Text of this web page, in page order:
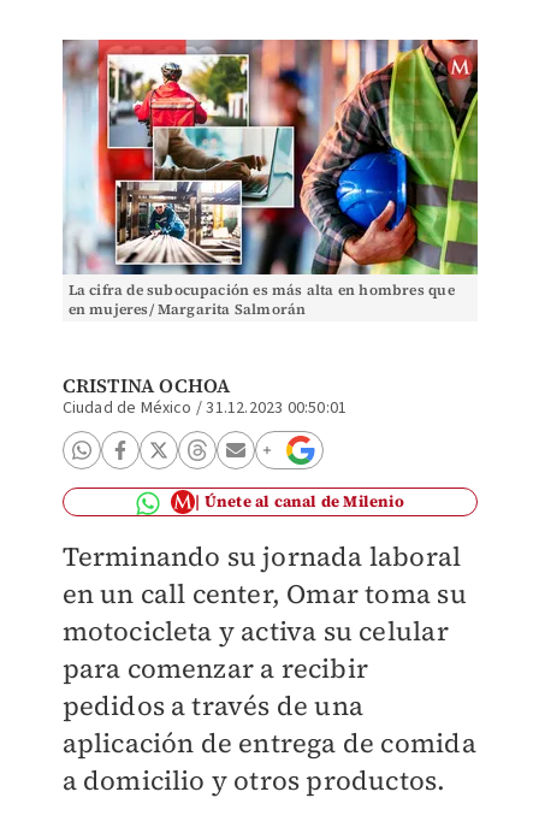
La cifra de subocupación es más alta en hombres que
en mujeres/ Margarita Salmorán
CRISTINA OCHOA
Ciudad de México /31.12.2023 00:50:01
Únete al canal de Milenio
Terminando su jornada laboral
en un call center, Omar toma su
motocicleta y activa su celular
para comenzar a recibir
pedidos a través de una
aplicación de entrega de comida
a domicilio y otros productos.